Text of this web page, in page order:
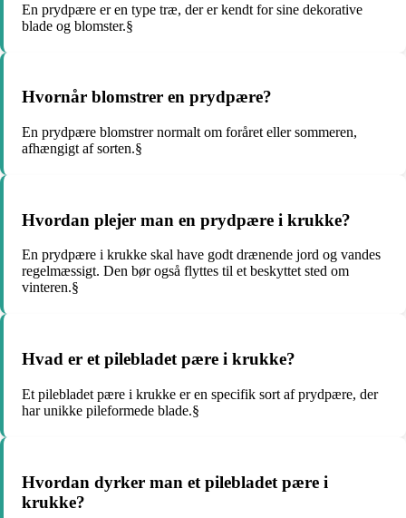
En prydpære er en type træ, der er kendt for sine dekorative
blade og blomster.§
Hvornår blomstrer en prydpære?
En prydpære blomstrer normalt om foråret eller sommeren,
afhængigt af sorten.§
Hvordan plejer man en prydpære i krukke?
En prydpære i krukke skal have godt drænende jord og vandes
regelmæssigt. Den bør også flyttes til et beskyttet sted om
vinteren.§
Hvad er et pilebladet pære i krukke?
Et pilebladet pære i krukke er en specifik sort af prydpære, der
har unikke pileformede blade.§
Hvordan dyrker man et pilebladet pære i
krukke?